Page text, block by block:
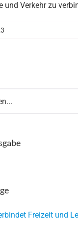
und Verkehr zu
Freizeit und